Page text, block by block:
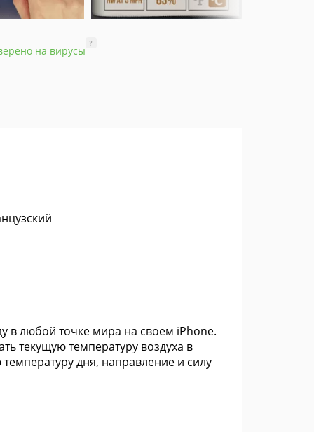
на вирусы
?
в любой точке мира на своем iPhone.
текущую температуру воздуха в
дня, направление и силу